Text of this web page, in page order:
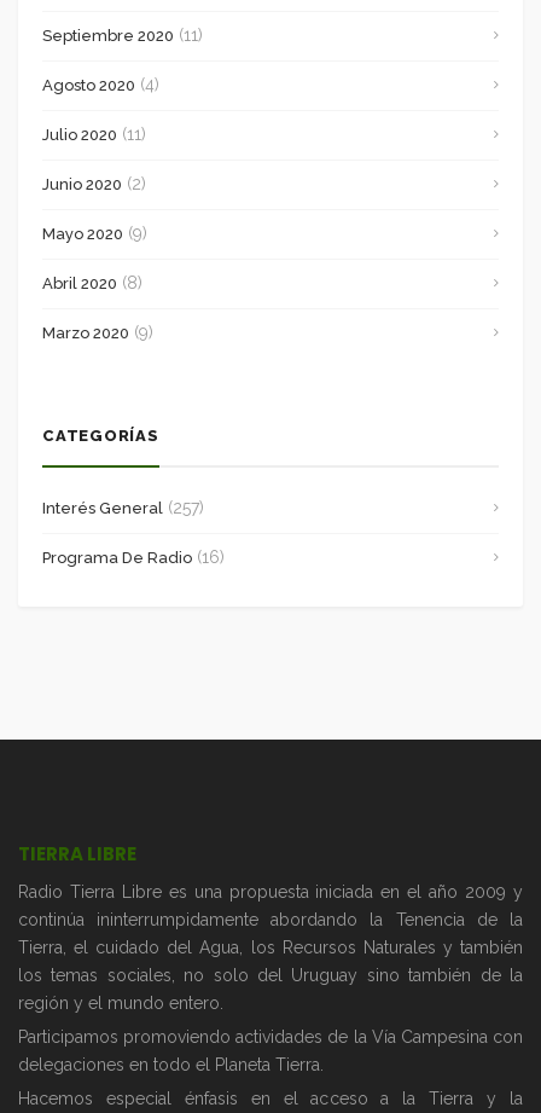
Septiembre 2020 (11)
Agosto 2020 (4)
Julio 2020 (11)
Junio 2020 (2)
Mayo 2020 (9)
Abril 2020 (8)
Marzo 2020 (9)
CATEGORÍAS
Interés General (257)
Programa De Radio (16)
TIERRA LIBRE
Radio Tierra Libre es una propuesta iniciada en el año 2009 y
continúa ininterrumpidamente abordando la Tenencia de la
Tierra, el cuidado del Agua, los Recursos Naturales y también
los temas sociales, no solo del Uruguay sino también de la
región y el mundo entero.
Participamos promoviendo actividades de la Vía Campesina con
delegaciones en todo el Planeta Tierra.
Hacemos especial énfasis en el acceso a la Tierra y la